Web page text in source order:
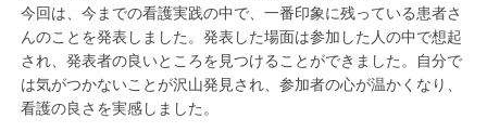
今回は、今までの看護実践の中で、一番印象に残っている患者さ
んのことを発表しました。発表した場面は参加した人の中で想起
され、発表者の良いところを見つけることができました。自分で
は気がつかないことが沢山発見され、参加者の心が温かくなり、
看護の良さを実感しました。